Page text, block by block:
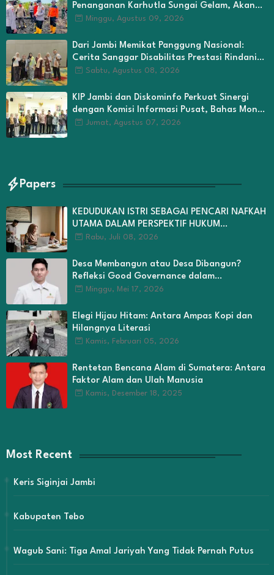
Penanganan Karhutla Sungai Gelam, Akan
Lakukan Tindakan Penegakan Hukum
Minggu, Agustus 09, 2026
Dari Jambi Memikat Panggung Nasional:
Cerita Sanggar Disabilitas Prestasi Rindani
Menyulam Harapan
Sabtu, Agustus 08, 2026
KIP Jambi dan Diskominfo Perkuat Sinergi
dengan Komisi Informasi Pusat, Bahas Monev
hingga Seleksi Komisioner
Jumat, Agustus 07, 2026
Papers
KEDUDUKAN ISTRI SEBAGAI PENCARI NAFKAH
UTAMA DALAM PERSPEKTIF HUKUM
KELUARGA ISLAM
Rabu, Juli 08, 2026
Desa Membangun atau Desa Dibangun?
Refleksi Good Governance dalam
Pengelolaan Dana Desa di Kabupaten Kerinci
Minggu, Mei 17, 2026
Elegi Hijau Hitam: Antara Ampas Kopi dan
Hilangnya Literasi
Kamis, Februari 05, 2026
Rentetan Bencana Alam di Sumatera: Antara
Faktor Alam dan Ulah Manusia
Kamis, Desember 18, 2025
Most Recent
Keris Siginjai Jambi
Kabupaten Tebo
Wagub Sani: Tiga Amal Jariyah Yang Tidak Pernah Putus